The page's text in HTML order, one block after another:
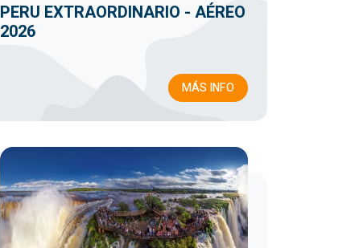
PERU EXTRAORDINARIO - AÉREO
2026
MÁS INFO